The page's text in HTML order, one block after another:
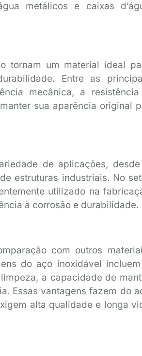
metálicos e caixas
tornam um material ideal
Entre as
mecânica, a
sua aparência original
de aplicações,
estruturas industriais. No
utilizado na
à corrosão e durabilidade.
com outros
do aço inoxidável
a capacidade de
Essas vantagens fazem do
alta qualidade e longa